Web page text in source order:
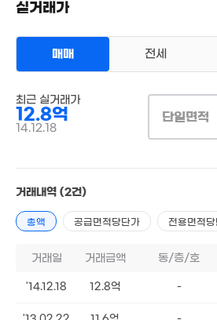
실거래가
매매 전세
최근 실거래가
12.8억
14.12.18
단일면적
거래내역 (2건)
총액 공급면적당단가 전용면적
거래일 거래금액 동/층/호
'14.12.18 12.8억 -